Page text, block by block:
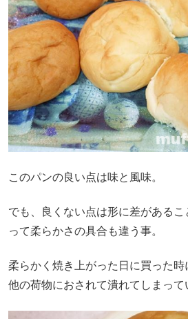
このパンの良い点は味と風味。
でも、良くない点は形に差があるこ
って柔らかさの具合も違う事。
柔らかく焼き上がった日に買った
他の荷物におされて潰れてしまって